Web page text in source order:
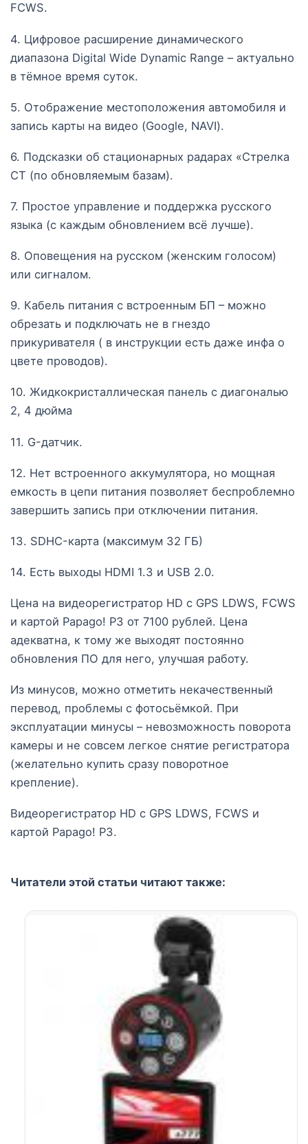
FCWS.
4. Цифровое расширение динамического
диапазона Digital Wide Dynamic Range – актуально
в тёмное время суток.
5. Отображение местоположения автомобиля и
запись карты на видео (Google, NAVI).
6. Подсказки об стационарных радарах «Стрелка
СТ (по обновляемым базам).
7. Простое управление и поддержка русского
языка (с каждым обновлением всё лучше).
8. Оповещения на русском (женским голосом)
или сигналом.
9. Кабель питания с встроенным БП – можно
обрезать и подключать не в гнездо
прикуривателя ( в инструкции есть даже инфа о
цвете проводов).
10. Жидкокристаллическая панель с диагональю
2, 4 дюйма
11. G-датчик.
12. Нет встроенного аккумулятора, но мощная
емкость в цепи питания позволяет беспроблемно
завершить запись при отключении питания.
13. SDHC-карта (максимум 32 ГБ)
14. Есть выходы HDMI 1.3 и USB 2.0.
Цена на видеорегистратор HD с GPS LDWS, FCWS
и картой Papago! P3 от 7100 рублей. Цена
адекватна, к тому же выходят постоянно
обновления ПО для него, улучшая работу.
Из минусов, можно отметить некачественный
перевод, проблемы с фотосьёмкой. При
эксплуатации минусы – невозможность поворота
камеры и не совсем легкое снятие регистратора
(желательно купить сразу поворотное
крепление).
Видеорегистратор HD с GPS LDWS, FCWS и
картой Papago! P3.
Читатели этой статьи читают также: